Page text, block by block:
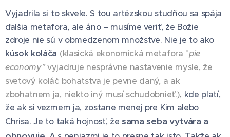
Vyjadrila si to skvele. S tou artézskou studňou sa spája
ďalšia metafora, ale áno – musíme veriť, že Božie
zdroje nie sú v obmedzenom množstve. Nie je to ako
kúsok koláča (klasická ekonomická metafora "pie
economy"vyjadruje nesprávne nastavenie mysle, že
svetový koláč bohatstva je pevne daný, a ak
zbohatnem ja, niekto iný musí schudobnieť.), kde platí,
že ak si vezmem ja, zostane menej pre Kim alebo
Chrisa. Je to taká hojnosť, že sama seba vytvára a